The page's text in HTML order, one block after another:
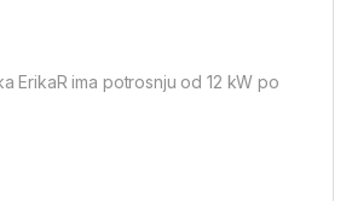
ErikaR ima potrosnju od 12 kW po